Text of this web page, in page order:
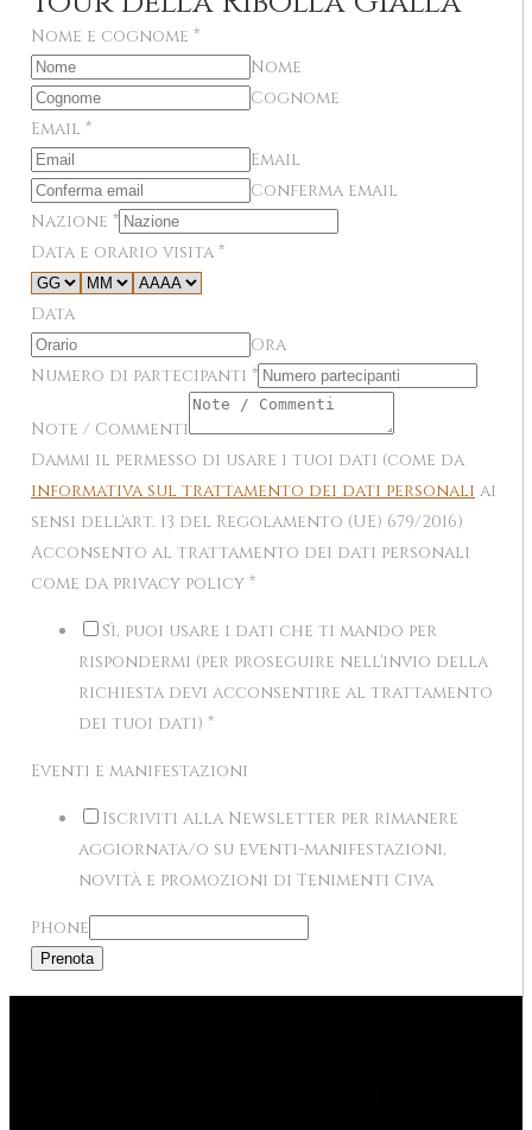
Nome e cognome *
Nome
Cognome
Email *
Email
Conferma email
Nazione *
Data e orario visita *
Data
Ora
Numero di partecipanti *
Note / Commenti
Dammi il permesso di usare i tuoi dati (come da
informativa sul trattamento dei dati personali ai
sensi dell'art. 13 del Regolamento (UE) 679/2016)
Acconsento al trattamento dei dati personali
come da privacy policy *
Sì, puoi usare i dati che ti mando per
rispondermi (per proseguire nell'invio della
richiesta devi acconsentire al trattamento
dei tuoi dati) *
Eventi e manifestazioni
Iscriviti alla Newsletter per rimanere
aggiornata/o su eventi-manifestazioni,
novità e promozioni di Tenimenti Civa
Phone
Prenota